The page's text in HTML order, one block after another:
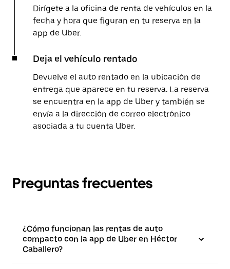
Dirígete a la oficina de renta de vehículos en la
fecha y hora que figuran en tu reserva en la
app de Uber.
Deja el vehículo rentado
Devuelve el auto rentado en la ubicación de
entrega que aparece en tu reserva. La reserva
se encuentra en la app de Uber y también se
envía a la dirección de correo electrónico
asociada a tu cuenta Uber.
Preguntas frecuentes
¿Cómo funcionan las rentas de auto
compacto con la app de Uber en Héctor
Caballero?